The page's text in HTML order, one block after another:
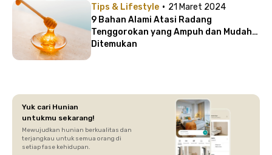
Tips & Lifestyle · 21 Maret 2024
9 Bahan Alami Atasi Radang
Tenggorokan yang Ampuh dan Mudah
Ditemukan
Yuk cari Hunian
untukmu sekarang!
Mewujudkan hunian berkualitas dan
terjangkau untuk semua orang di
setiap fase kehidupan.